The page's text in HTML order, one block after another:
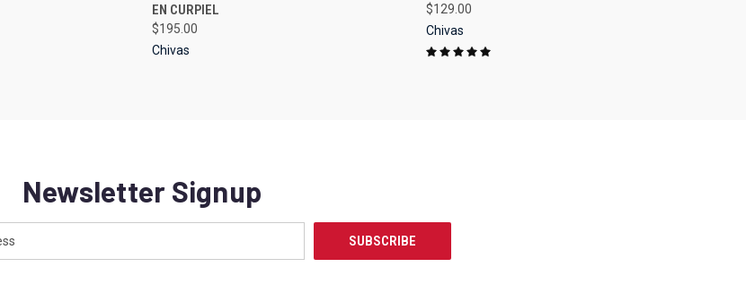
Compare
EN CURPIEL
$195.00
Chivas
Compare
$129.00
Chivas
Newsletter Signup